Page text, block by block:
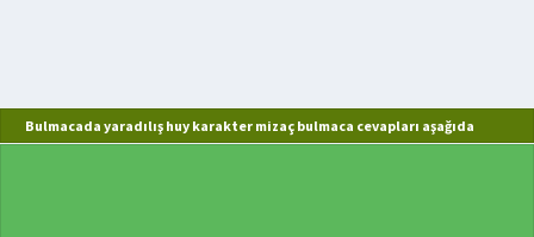
Bulmacada yaradılış huy karakter mizaç bulmaca cevapları aşağıda